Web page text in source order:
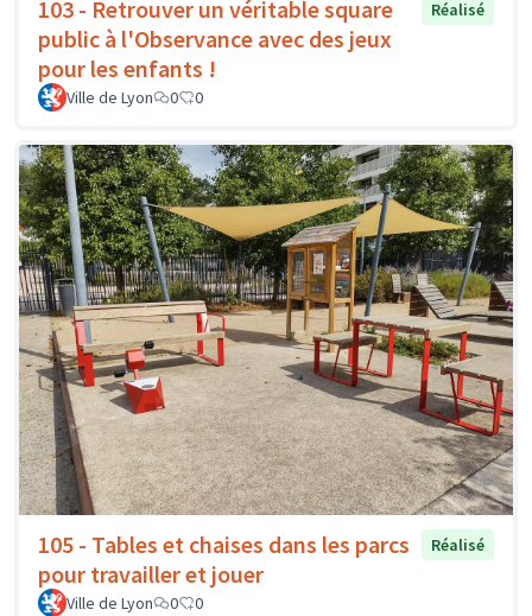
103 - Retrouver un véritable square
public à l'Observance avec des jeux
pour les enfants !
Réalisé
Ville de Lyon 0 0
105 - Tables et chaises dans les parcs
pour travailler et jouer
Réalisé
Ville de Lyon 0 0